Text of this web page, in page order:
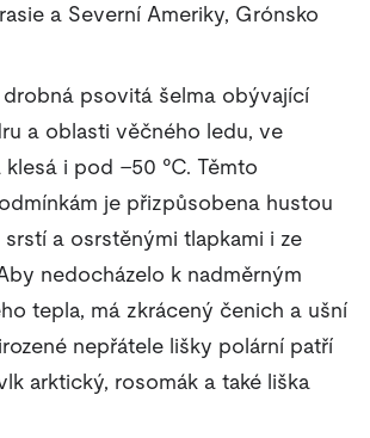
a Severní Ameriky, Grónsko
drobná psovitá šelma obývající
a oblasti věčného ledu, ve
i pod –50 °C. Těmto
je přizpůsobena hustou
a osrstěnými tlapkami i ze
nedocházelo k nadměrným
tepla, má zkrácený čenich a ušní
nepřátele lišky polární patří
arktický, rosomák a také liška